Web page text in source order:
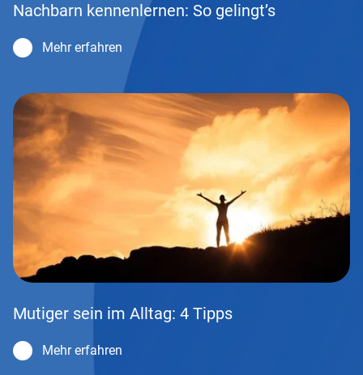
Nachbarn kennenlernen: So gelingt’s
Mehr erfahren
Mutiger sein im Alltag: 4 Tipps
Mehr erfahren